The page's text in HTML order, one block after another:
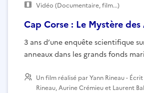
Cap Corse : Le Mystère
3 ans d’une enquête scientifique
anneaux dans les grands fonds
Vidéo (Documentaire, film...)
Un film réalisé par Yann Rineau -
Rineau, Aurine Crémieu et Laurent